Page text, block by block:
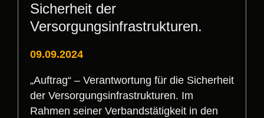
Sicherheit der
Versorgungsinfrastrukturen.
09.09.2024
„Auftrag“ – Verantwortung für die Sicherheit
der Versorgungsinfrastrukturen. Im
Rahmen seiner Verbandstätigkeit in den